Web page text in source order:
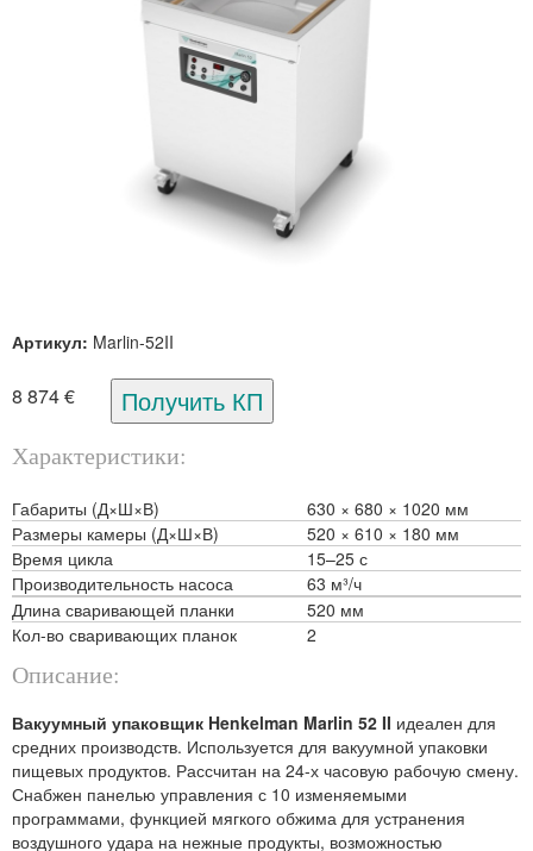
Артикул: Marlin-52II
8 874 €
Характеристики
Габариты (Д×Ш×В) 630 680
1020 мм
Размеры камеры (Д×Ш×В)
520 610
180 мм
Время цикла
15–25 с
Производительность насоса
63 м³/ч
Длина сваривающей планки
520 мм
Кол-во сваривающих планок
2
Описание:
Вакуумный упаковщик Henkelman Marlin 52 II идеален для
средних производств. Используется для вакуумной упаковки
пищевых продуктов. Рассчитан на 24-х часовую рабочую смену.
Снабжен панелью управления с 10 изменяемыми
программами, функцией мягкого обжима для устранения
воздушного удара на нежные продукты, возможностью